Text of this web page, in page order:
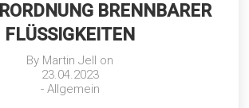
BRENNBARER
FLÜSSIGKEITEN
By Martin Jell on
23.04.2023
- Allgemein